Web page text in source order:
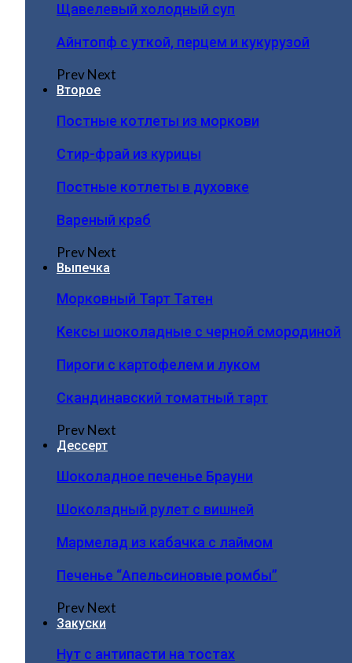
Щавелевый холодный суп
Айнтопф с уткой, перцем и кукурузой
PrevNext
Второе
Постные котлеты из моркови
Стир-фрай из курицы
Постные котлеты в духовке
Вареный краб
PrevNext
Выпечка
Морковный Тарт Татен
Кексы шоколадные с черной смородиной
Пироги c картофелем и луком
Скандинавский томатный тарт
PrevNext
Дессерт
Шоколадное печенье Брауни
Шоколадный рулет с вишней
Мармелад из кабачка с лаймом
Печенье “Апельсиновые ромбы”
PrevNext
Закуски
Нут с антипасти на тостах